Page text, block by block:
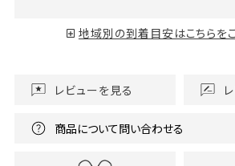
地域別の到着目安はこちらを
レビューを見る
商品について問い合わせる